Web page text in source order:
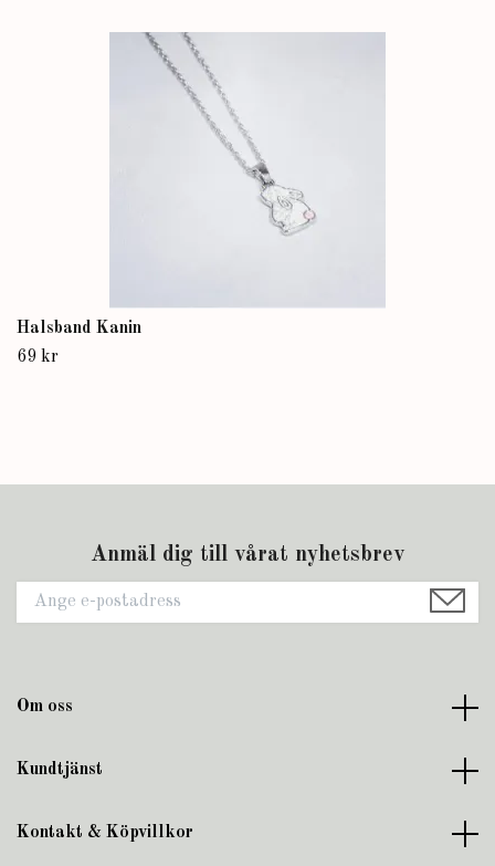
Halsband Kanin
69 kr
Anmäl dig till vårat nyhetsbrev
Om oss
Kundtjänst
Kontakt & Köpvillkor